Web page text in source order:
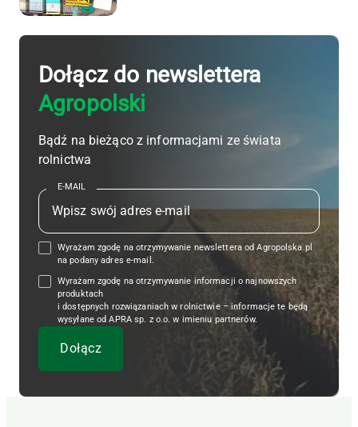
Dołącz do newslettera
Agropolski
Bądź na bieżąco z informacjami ze świata
rolnictwa
E-MAIL
Wyrażam zgodę na otrzymywanie newslettera od Agropolska.pl
na podany adres e-mail.
Wyrażam zgodę na otrzymywanie informacji o najnowszych
produktach
i dostępnych rozwiązaniach w rolnictwie – informacje te będą
wysyłane od APRA sp. z o.o. w imieniu partnerów.